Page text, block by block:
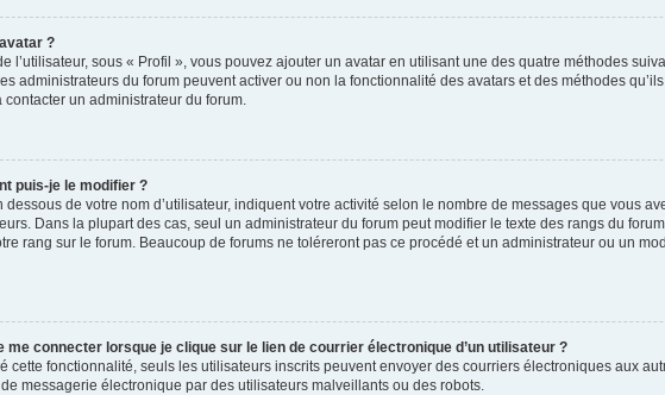
?
l’utilisateur, sous « Profil », vous pouvez ajouter un avatar en utilisant une des quatre méthodes
administrateurs du forum peuvent activer ou non la fonctionnalité des avatars et des méthodes
un administrateur du forum.
puis-je le modifier ?
de votre nom d’utilisateur, indiquent votre activité selon le nombre de messages que vous
Dans la plupart des cas, seul un administrateur du forum peut modifier le texte des rangs du
rang sur le forum. Beaucoup de forums ne toléreront pas ce procédé et un administrateur ou un
me connecter lorsque je clique sur le lien de courrier électronique d’un utilisateur ?
cette fonctionnalité, seuls les utilisateurs inscrits peuvent envoyer des courriers électroniques aux
messagerie électronique par des utilisateurs malveillants ou des robots.